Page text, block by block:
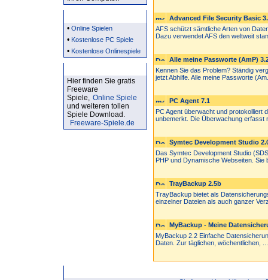
• Online Spielen
• Kostenlose PC Spiele
• Kostenlose Onlinespiele
Hier finden Sie gratis
Freeware
Spiele, Online Spiele
und weiteren tollen
Spiele Download.
Freeware-Spiele.de
Advanced File Security Basic
AFS schützt sämtliche Arten von
Dazu verwendet AFS den weltweit
Alle meine Passworte (AmP)
Kennen Sie das Problem? Ständig
jetzt Abhilfe. Alle meine Passworte
PC Agent 7.1
PC Agent überwacht und protokolliert
unbemerkt. Die Überwachung erfasst
Symtec Development Studio
Das Symtec Development Studio
PHP und Dynamische Webseiten. Sie
TrayBackup 2.5b
TrayBackup bietet als
einzelner Dateien als auch ganzer
MyBackup - Meine
MyBackup 2.2 Einfache
Daten. Zur täglichen, wöchentlichen, ...